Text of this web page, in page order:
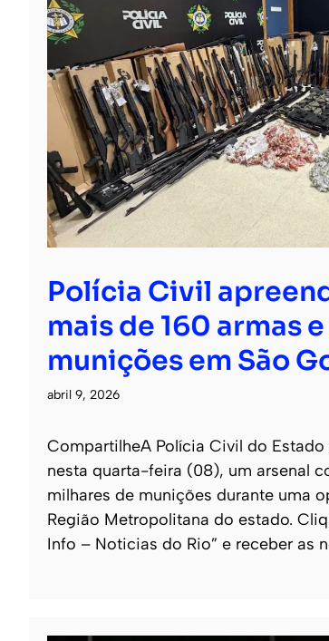
Polícia Civil
mais de 160 armas
munições em São
abril 9, 2026
CompartilheA Polícia Civil do
nesta quarta-feira (08), um arsenal
milhares de munições durante uma
Região Metropolitana do estado.
Info – Noticias do Rio” e receber as